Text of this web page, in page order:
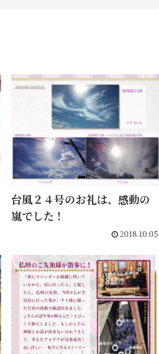
台風２４号のお礼は、感動の
嵐でした！
2018.10.05